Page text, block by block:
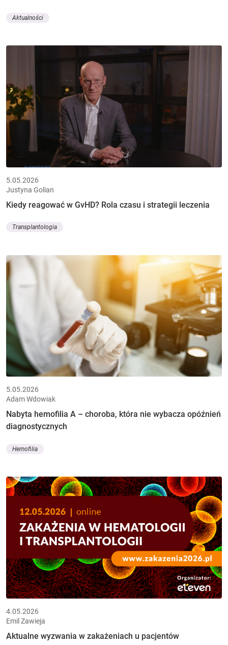
Aktualności
5.05.2026
Justyna Golian
Kiedy reagować w GvHD? Rola czasu i strategii leczenia
Transplantologia
5.05.2026
Adam Wdowiak
Nabyta hemofilia A – choroba, która nie wybacza opóźnień
diagnostycznych
Hemofilia
4.05.2026
Emil Zawieja
Aktualne wyzwania w zakażeniach u pacjentów